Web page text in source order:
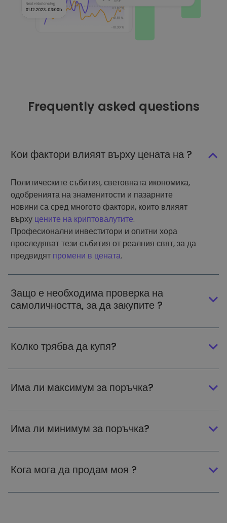
Frequently asked questions
Кои фактори влияят върху цената на ?
Политическите събития, световната икономика,
одобренията на знаменитости и пазарните
новини са сред многото фактори, които влияят
върху цените на криптовалутите.
Професионални инвеститори и опитни хора
проследяват тези събития от реалния свят, за да
предвидят промени в цената.
Защо е необходима проверка на
самоличността, за да закупите ?
Колко трябва да купя?
Има ли максимум за поръчка?
Има ли минимум за поръчка?
Кога мога да продам моя ?